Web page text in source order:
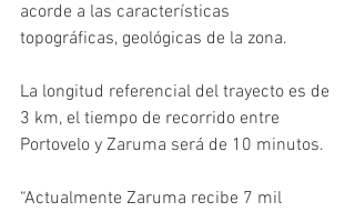
acorde a las características
topográficas, geológicas de la zona.
La longitud referencial del trayecto es de
3 km, el tiempo de recorrido entre
Portovelo y Zaruma será de 10 minutos.
“Actualmente Zaruma recibe 7 mil